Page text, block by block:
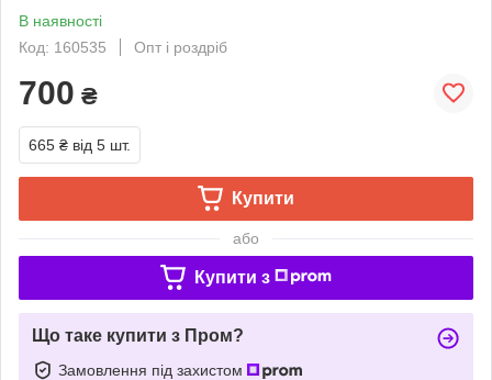
В наявності
Код: 160535
Опт і роздріб
700 ₴
665 ₴ від 5 шт.
Купити
або
Купити з
Що таке купити з Пром?
Замовлення під захистом